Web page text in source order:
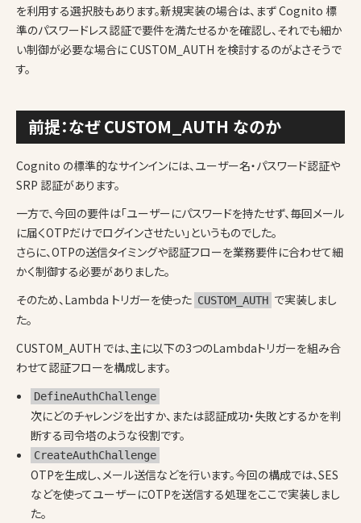
を利用する選択肢もあります。新規実装の場合は、まず Cognito 標
準のパスワードレス認証で要件を満たせるかを確認し、それでも細か
い制御が必要な場合に CUSTOM_AUTH を検討するのがよさそうで
す。
前提：なぜ CUSTOM_AUTH なのか
Cognito の標準的なサインインには、ユーザー名・パスワード認証や
SRP 認証があります。
一方で、今回の要件は「ユーザーにパスワードを持たせず、毎回メール
に届くOTPだけでログインさせたい」というものでした。
さらに、OTPの送信タイミングや認証フローを業務要件に合わせて細
かく制御する必要がありました。
そのため、Lambda トリガーを使った CUSTOM_AUTH で実装しまし
た。
CUSTOM_AUTH では、主に以下の3つのLambdaトリガーを組み合
わせて認証フローを構成します。
DefineAuthChallenge
次にどのチャレンジを出すか、または認証成功・失敗とするかを判
断する司令塔のような役割です。
CreateAuthChallenge
OTPを生成し、メール送信などを行います。今回の構成では、SES
などを使ってユーザーにOTPを送信する処理をここで実装しまし
た。